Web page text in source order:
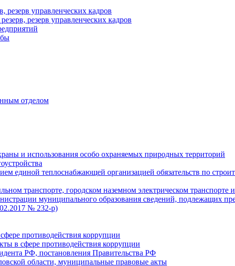
резерв управленческих кадров
резерв управленческих кадров
отделом
и использования особо охраняемых природных территорий
единой теплоснабжающей организацией обязательств по
транспорте, городском наземном электрическом транспорте
муниципального образования сведений, подлежащих
№ 232-р)
противодействия коррупции
в сфере противодействия коррупции
РФ, постановления Правительства РФ
области, муниципальные правовые акты